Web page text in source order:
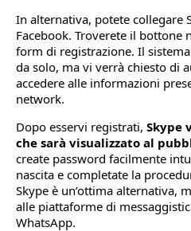
In alternativa, potete collegare
Facebook. Troverete il bottone
form di registrazione. Il
da solo, ma vi verrà chiesto di
accedere alle informazioni
network.
Dopo esservi registrati, Skype
che sarà visualizzato al
create password facilmente
nascita e completate la
Skype è un’ottima alternativa,
alle piattaforme di
WhatsApp.